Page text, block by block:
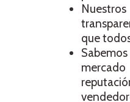
que